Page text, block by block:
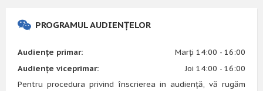
PROGRAMUL AUDIENȚELOR
Audiențe primar:
Marți 14:00 - 16:00
Audiențe viceprimar:
Joi 14:00 - 16:00
Pentru procedura privind înscrierea in audiență, vă rugăm